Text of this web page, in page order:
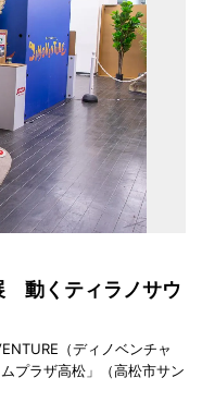
動くティラノサウ
（ディノベンチャ
プラザ高松」（高松市サン